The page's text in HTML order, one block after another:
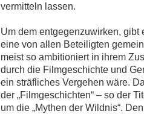
vermitteln lassen.
Um dem entgegenzuwirken,
eine von allen Beteiligten
meist so ambitioniert in ihrem
durch die Filmgeschichte und
ein sträfliches Vergehen wäre.
der „Filmgeschichten“ – so der
um die „Mythen der Wildnis“.